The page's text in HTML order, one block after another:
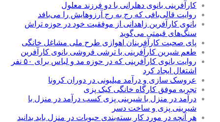
کارآفرینی بانوی دهلرانی با دو فرزند معلول
روایت قالی‌بافی که رج به رج آرزوهایش را می‌بافد
بانوی کارآفرین زاهدانی از موفقیت خود در حوزه تراش
سنگ‌های قیمتی می‌گوید
پای صحبت کارآفرینان اهوازی طرح ملی مشاغل خانگی
طعم شیرین کارآفرینی با ترشی فروشی بانوی کارآفرین
روایت بانوی کارآفرینی که در حوزه مد و لباس برای ۵۰ نفر
اشتغال ایجاد کرد
عروسک سازی و درآمد میلیونی در دوران کرونا
تجربه موفق کارگاه خانگی کیک پزی
درآمد در منزل با شیرینی پزی کسب درآمد در منزل با
شیرینی پزی و ساخت دسر
هر آنچه در مورد کار بسته‌بندی حبوبات در منزل باید بدانید